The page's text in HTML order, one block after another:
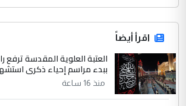
اقرأ أيضاً
العتبة العلوية المقدسة ترفع
ببدء مراسم إحياء ذكرى
منذ 16 ساعة